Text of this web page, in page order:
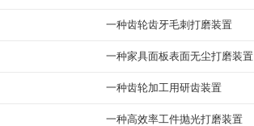
一种齿轮齿牙毛刺打磨装置
一种家具面板表面无尘打磨装置
一种齿轮加工用研齿装置
一种高效率工件抛光打磨装置